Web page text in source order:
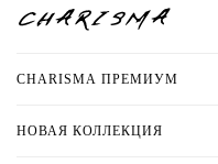
CHARISMA ПРЕМИУМ
НОВАЯ КОЛЛЕКЦИЯ